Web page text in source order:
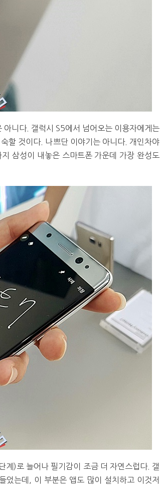
아니다. 갤럭시 S5에서 넘어오는 이용자에게는
할 것이다. 나쁘단 이야기는 아니다. 개인차야
삼성이 내놓은 스마트폰 가운데 가장 완성도
)로 늘어나 필기감이 조금 더 자연스럽다. 갤
었는데, 이 부분은 앱도 많이 설치하고 이것저